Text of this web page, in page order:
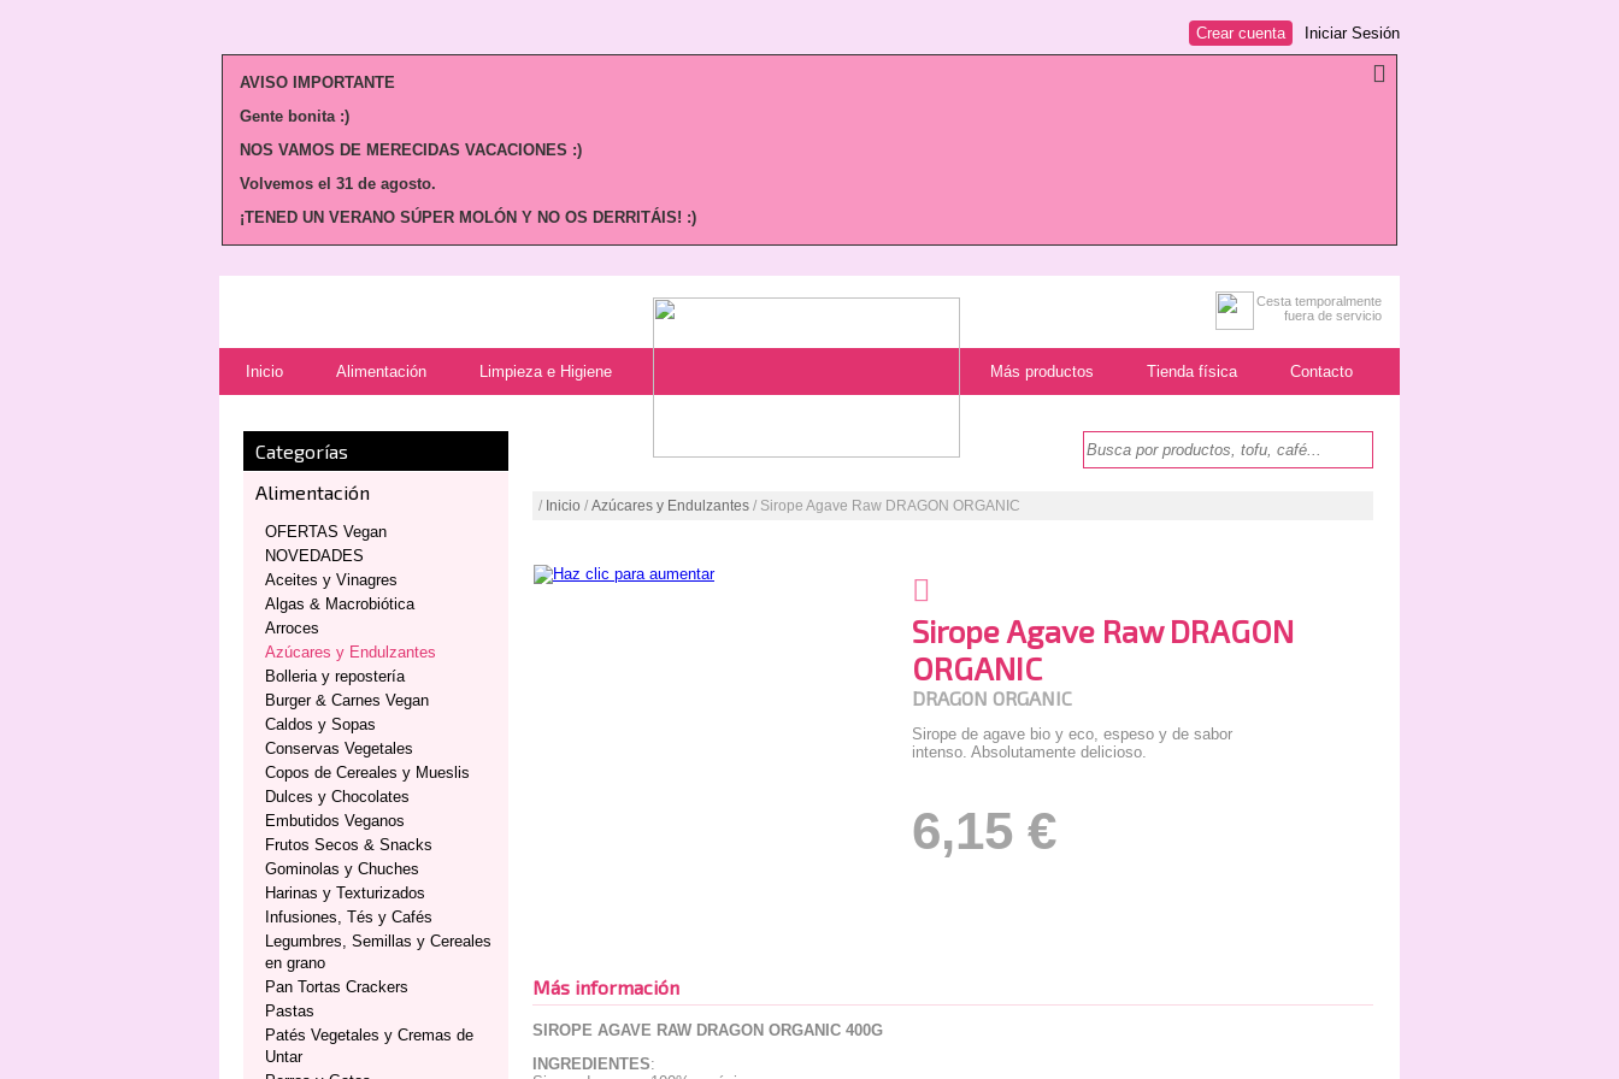
Iniciar Sesión
Crear cuenta
AVISO IMPORTANTE
Gente bonita :)
NOS VAMOS DE MERECIDAS VACACIONES :)
Volvemos el 31 de agosto.
¡TENED UN VERANO SÚPER MOLÓN Y NO OS DERRITÁIS! :)
Cesta temporalmente
fuera de servicio
Inicio Alimentación Limpieza e Higiene Más productos Tienda física Contacto
Categorías
Alimentación
OFERTAS Vegan
NOVEDADES
Aceites y Vinagres
Algas & Macrobiótica
Arroces
Azúcares y Endulzantes
Bolleria y repostería
Burger & Carnes Vegan
Caldos y Sopas
Conservas Vegetales
Copos de Cereales y Mueslis
Dulces y Chocolates
Embutidos Veganos
Frutos Secos & Snacks
Gominolas y Chuches
Harinas y Texturizados
Infusiones, Tés y Cafés
Legumbres, Semillas y Cereales
en grano
Pan Tortas Crackers
Pastas
Patés Vegetales y Cremas de
Untar
/ Inicio / Azúcares y Endulzantes / Sirope Agave Raw DRAGON ORGANIC
Sirope Agave Raw DRAGON
ORGANIC
DRAGON ORGANIC
Sirope de agave bio y eco, espeso y de sabor
intenso. Absolutamente delicioso.
6,15 €
Más información
SIROPE AGAVE RAW DRAGON ORGANIC 400G
INGREDIENTES: